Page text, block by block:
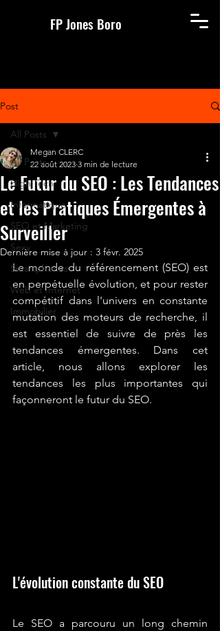
FP Jones Boro
Post
All Posts
High Tech
Informatique
SEO et Marketing
Sexy
Smartphones
Web et Internet
Immobilier
All Posts
Le Futur du SEO : Les Tendances
et les Pratiques Émergentes à
Surveiller
Megan CLERC
22 août 2023 3 min de lecture
Dernière mise à jour : 3 févr. 2025
Le monde du référencement (SEO) est
en perpétuelle évolution, et pour rester
compétitif dans l'univers en constante
mutation des moteurs de recherche, il
est essentiel de suivre de près les
tendances émergentes. Dans cet
article, nous allons explorer les
tendances les plus importantes qui
façonneront le futur du SEO.
L'évolution constante du SEO
Le SEO a parcouru un long chemin